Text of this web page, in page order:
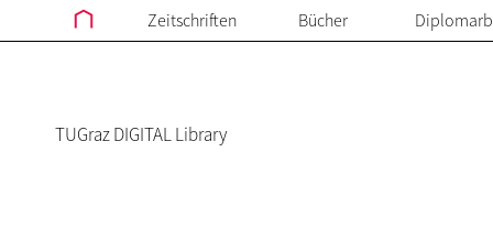
Zeitschriften Bücher
TUGraz DIGITAL Library